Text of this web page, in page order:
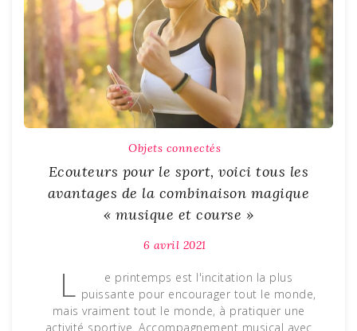
Objets connectés
Ecouteurs pour le sport, voici tous les
avantages de la combinaison magique
« musique et course »
6 avril 2021
L
e printemps est l'incitation la plus
puissante pour encourager tout le monde,
mais vraiment tout le monde, à pratiquer une
activité sportive. Accompagnement musical avec